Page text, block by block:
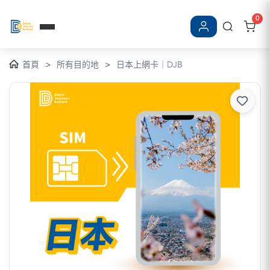
登入/註冊
0
首頁 > 所有目的地 > 日本上網卡｜DJB